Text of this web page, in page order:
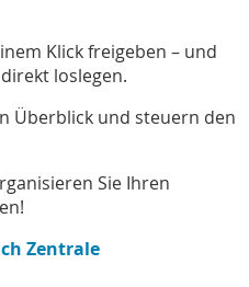
Klick freigeben – und
loslegen.
Überblick und steuern den
Sie Ihren
Zentrale